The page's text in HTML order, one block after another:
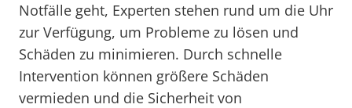
Notfälle geht, Experten stehen rund um die Uhr
zur Verfügung, um Probleme zu lösen und
Schäden zu minimieren. Durch schnelle
Intervention können größere Schäden
vermieden und die Sicherheit von